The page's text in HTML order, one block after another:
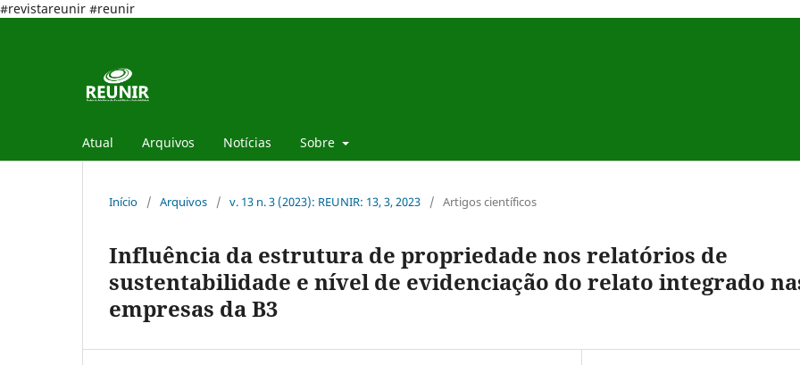
#revistareunir #reunir
Atual Arquivos Notícias Sobre
Início / Arquivos / v. 13 n. 3 (2023): REUNIR: 13, 3, 2023 / Artigos científicos
Influência da estrutura de propriedade nos relatórios de
sustentabilidade e nível de evidenciação do relato integrado
empresas da B3